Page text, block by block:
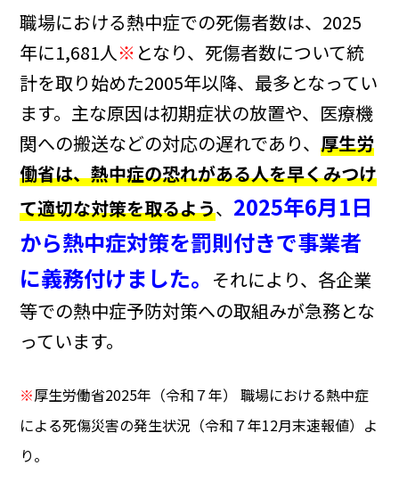
職場における熱中症での死傷者数は、2025
年に1,681人※ となり、死傷者数について統
計を取り始めた2005年以降、最多となってい
ます。主な原因は初期症状の放置や、医療機
関への搬送などの対応の遅れであり、厚生労
働省は、熱中症の恐れがある人を早くみつけ
て適切な対策を取るよう、 2025年6月1日
から熱中症対策を罰則付きで事業者
に義務付けました。 それにより、各企業
等での熱中症予防対策への取組みが急務とな
っています。
※厚生労働省2025年（令和７年） 職場における熱中症
による死傷災害の発生状況（令和７年12月末速報値）よ
り。